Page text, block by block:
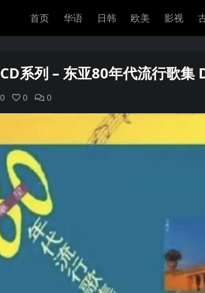
首页 华语 日韩 欧美 影视
系列 – 东亚80年代流行歌集
0 0 0